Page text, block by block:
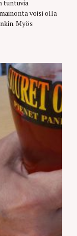
tuntuvia
voisi olla
Myös